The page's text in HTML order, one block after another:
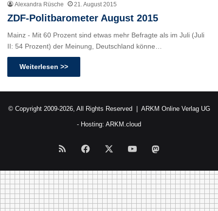
Alexandra Rüsche 21. August 2015
ZDF-Politbarometer August 2015
Mainz - Mit 60 Prozent sind etwas mehr Befragte als im Juli (Juli
II: 54 Prozent) der Meinung, Deutschland könne…
Weiterlesen >>
© Copyright 2009-2026, All Rights Reserved | ARKM Online Verlag UG
- Hosting: ARKM.cloud
RSS Facebook YouTube